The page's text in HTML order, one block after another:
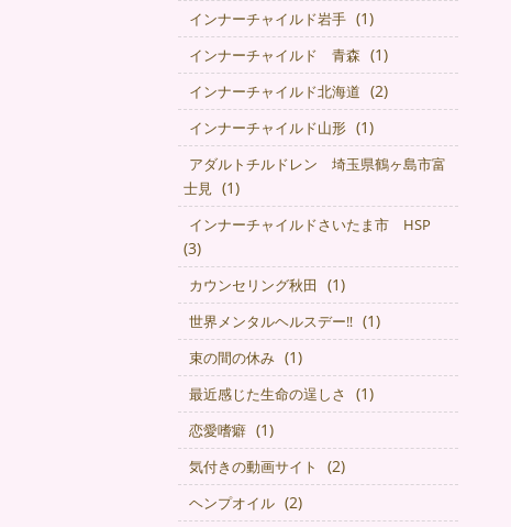
インナーチャイルド岩手 (1)
インナーチャイルド 青森 (1)
インナーチャイルド北海道 (2)
インナーチャイルド山形 (1)
アダルトチルドレン 埼玉県鶴ヶ島市富
士見 (1)
インナーチャイルドさいたま市 HSP
(3)
カウンセリング秋田 (1)
世界メンタルヘルスデー‼️ (1)
束の間の休み (1)
最近感じた生命の逞しさ (1)
恋愛嗜癖 (1)
気付きの動画サイト (2)
ヘンプオイル (2)